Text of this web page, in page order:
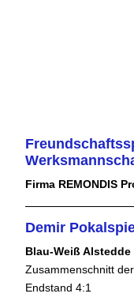
Firma REMONDIS
Demir
Blau-Weiß Alstedde
Zusammenschnitt
Endstand 4:1